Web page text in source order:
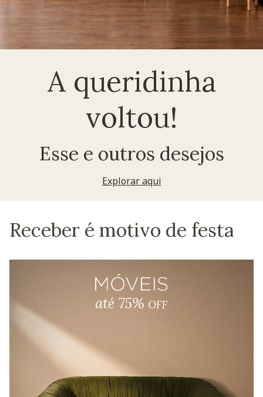
A queridinha
voltou!
Esse e outros desejos
Explorar aqui
Receber é motivo de festa